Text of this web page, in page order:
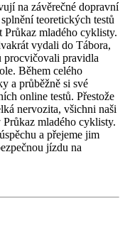
na závěrečné dopravní
teoretických testů
mladého cyklisty.
vydali do Tábora,
procvičovali pravidla
Během celého
a průběžně si své
online testů. Přestože
nervozita, všichni naši
mladého cyklisty.
a přejeme jim
jízdu na